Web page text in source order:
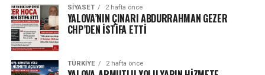
SIYASET 2 hafta önce
YALOVA’NIN ÇINARI ABDURRAHMAN GEZER
CHP’DEN İSTİFA ETTİ
TÜRKIYE 2 hafta önce